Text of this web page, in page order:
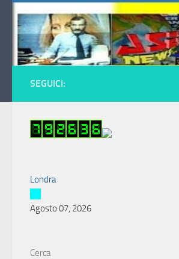
Salta al contenuto
SEGUICI:
Londra
Agosto 07, 2026
Cerca